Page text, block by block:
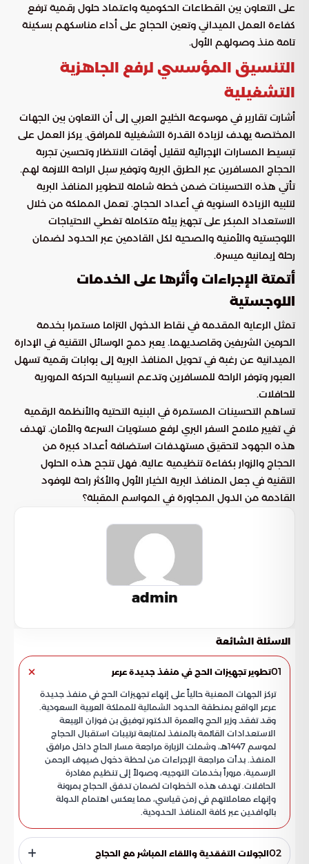
على التعاون بين القطاعات الحكومية واعتماد حلول رقمية ترفع
كفاءة العمل الميداني وتعين الحجاج على أداء مناسكهم بسكينة
تامة منذ وصولهم الأول.
التنسيق المؤسسي لرفع الجاهزية
التشغيلية
أشارت تقارير في موسوعة الخليج العربي إلى أن التعاون بين الجهات
المختصة يهدف لزيادة القدرة التشغيلية للمرافق. يركز العمل على
تبسيط المسارات الإجرائية لتقليل أوقات الانتظار وتحسين تجربة
الحجاج المسافرين عبر الطرق البرية وتوفير سبل الراحة اللازمة لهم.
تأتي هذه التحسينات ضمن خطة شاملة لتطوير المنافذ البرية
لتلبية الزيادة السنوية في أعداد الحجاج. تعمل المملكة من خلال
الاستعداد المبكر على تجهيز بيئة متكاملة تغطي الاحتياجات
اللوجستية والأمنية والصحية لكل القادمين عبر الحدود لضمان
رحلة إيمانية ميسرة.
أتمتة الإجراءات وأثرها على الخدمات
اللوجستية
تمثل الرعاية المقدمة في نقاط الدخول التزاما مستمرا بخدمة
الحرمين الشريفين وقاصديهما. يعبر دمج الوسائل التقنية في الإدارة
الميدانية عن رغبة في تحويل المنافذ البرية إلى بوابات رقمية تسهل
العبور وتوفر الراحة للمسافرين وتدعم انسيابية الحركة المرورية
للحافلات.
تساهم التحسينات المستمرة في البنية التحتية والأنظمة الرقمية
في تغيير ملامح السفر البري لرفع مستويات السرعة والأمان. تهدف
هذه الجهود لتحقيق مستهدفات استضافة أعداد كبيرة من
الحجاج والزوار بكفاءة تنظيمية عالية. فهل تنجح هذه الحلول
التقنية في جعل المنافذ البرية الخيار الأول والأكثر راحة للوفود
القادمة من الدول المجاورة في المواسم المقبلة؟
admin
الاسئلة الشائعة
01تطوير تجهيزات الحج في منفذ جديدة عرعر
تركز الجهات المعنية حالياً على إنهاء تجهيزات الحج في منفذ جديدة
عرعر الواقع بمنطقة الحدود الشمالية للمملكة العربية السعودية.
وقد تفقد وزير الحج والعمرة الدكتور توفيق بن فوزان الربيعة
الاستعدادات القائمة بالمنفذ لمتابعة ترتيبات استقبال الحجاج
لموسم 1447هـ، وشملت الزيارة مراجعة مسار الحاج داخل مرافق
المنفذ. بدأت مراجعة الإجراءات من لحظة دخول ضيوف الرحمن
الرسمية، مروراً بخدمات التوجيه، وصولاً إلى تنظيم مغادرة
الحافلات. تهدف هذه الخطوات لضمان تدفق الحجاج بمرونة
وإنهاء معاملاتهم في زمن قياسي، مما يعكس اهتمام الدولة
بالوافدين عبر كافة المنافذ الحدودية.
02الجولات التفقدية واللقاء المباشر مع الحجاج